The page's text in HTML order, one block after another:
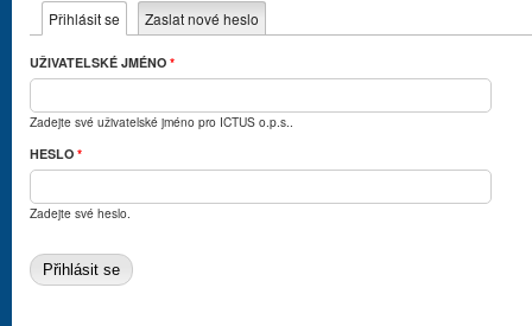
Hlavní záložky
Přihlásit se (aktivní záložka)
Zaslat nové heslo
UŽIVATELSKÉ JMÉNO *
Zadejte své uživatelské jméno pro ICTUS o.p.s..
HESLO *
Zadejte své heslo.